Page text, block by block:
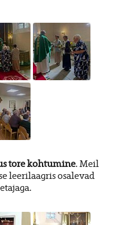
tore kohtumine. Meil
leerilaagris osalevad